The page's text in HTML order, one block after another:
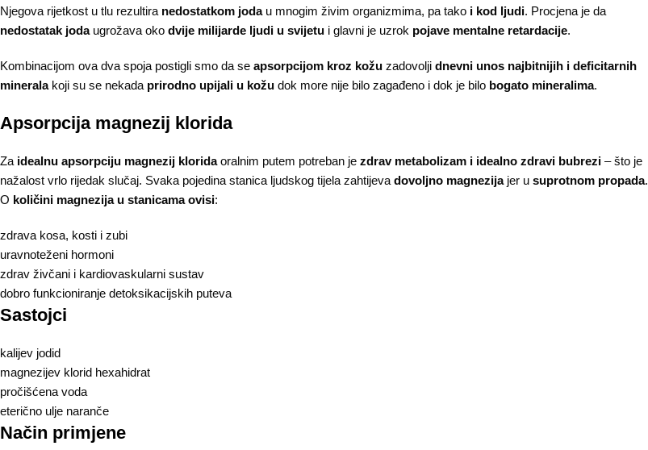
Njegova rijetkost u tlu rezultira nedostatkom jodau mnogim živim organizmima, pa tako i kod ljudi. Procjena je da
nedostatak jodaugrožava oko dvije milijarde ljudi u svijetu i glavni je uzrok pojave mentalne retardacije.
Kombinacijom ova dva spoja postigli smo da se apsorpcijom kroz kožu zadovolji dnevni unos najbitnijih i deficitarnih
minerala koji su se nekada prirodno upijali u kožu dok more nije bilo zagađeno i dok je bilo bogato mineralima.
Apsorpcija magnezij klorida
Za idealnu apsorpciju magnezij kloridaoralnim putem potreban je zdrav metabolizam i idealno zdravi bubrezi – što je
nažalost vrlo rijedak slučaj. Svaka pojedina stanica ljudskog tijela zahtijevadovoljno magnezijajer u suprotnom propada.
O količini magnezija u stanicama ovisi:
zdrava kosa, kosti i zubi
uravnoteženi hormoni
zdrav živčani i kardiovaskularni sustav
dobro funkcioniranje detoksikacijskih puteva
Sastojci
kalijev jodid
magnezijev klorid hexahidrat
pročišćena voda
eterično ulje naranče
Način primjene